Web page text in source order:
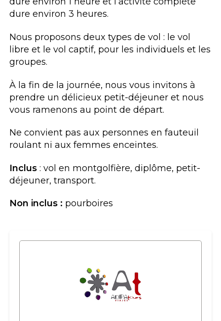
dure environ 3 heures.
Nous proposons deux types de vol : le vol
libre et le vol captif, pour les individuels et les
groupes.
À la fin de la journée, nous vous invitons à
prendre un délicieux petit-déjeuner et nous
vous ramenons au point de départ.
Ne convient pas aux personnes en fauteuil
roulant ni aux femmes enceintes.
Inclus: vol en montgolfière, diplôme, petit-
déjeuner, transport.
Non inclus : pourboires